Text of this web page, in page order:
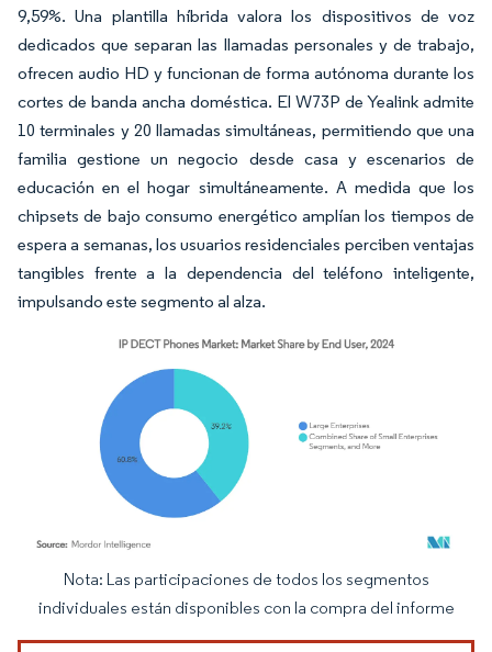
9,59%. Una plantilla híbrida valora los dispositivos de voz
dedicados que separan las llamadas personales y de trabajo,
ofrecen audio HD y funcionan de forma autónoma durante los
cortes de banda ancha doméstica. El W73P de Yealink admite
10 terminales y 20 llamadas simultáneas, permitiendo que una
familia gestione un negocio desde casa y escenarios de
educación en el hogar simultáneamente. A medida que los
chipsets de bajo consumo energético amplían los tiempos de
espera a semanas, los usuarios residenciales perciben ventajas
tangibles frente a la dependencia del teléfono inteligente,
impulsando este segmento al alza.
Imagen © Mordor Intelligence. El uso requiere atribución según CC BY 4.0.
Nota: Las participaciones de todos los segmentos
individuales están disponibles con la compra del informe